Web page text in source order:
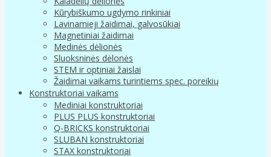
Kūrybiškumo ugdymo rinkiniai
Lavinamieji žaidimai, galvosūkiai
Magnetiniai žaidimai
Medinės dėlionės
Sluoksninės dėlonės
STEM ir optiniai žaislai
Žaidimai vaikams turintiems spec. poreikių
Konstruktoriai vaikams
Mediniai konstruktoriai
PLUS PLUS konstruktoriai
Q-BRICKS konstruktoriai
SLUBAN konstruktoriai
STAX konstruktoriai